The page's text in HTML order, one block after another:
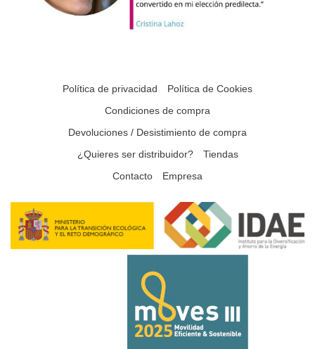
Política de privacidad
Política de Cookies
Condiciones de compra
Devoluciones / Desistimiento de compra
¿Quieres ser distribuidor?
Tiendas
Contacto
Empresa